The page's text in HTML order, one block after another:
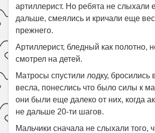
артиллерист. Но ребята не слыхали
дальше, смеялись и кричали еще
прежнего.
Артиллерист, бледный как полотно,
смотрел на детей.
Матросы спустили лодку, бросились
весла, понеслись что было силы к
они были еще далеко от них, когда
не дальше 20-ти шагов.
Мальчики сначала не слыхали того,